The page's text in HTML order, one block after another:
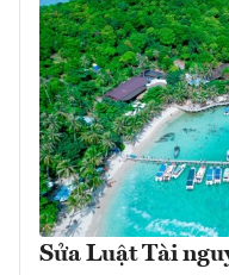
Sửa Luật Tài